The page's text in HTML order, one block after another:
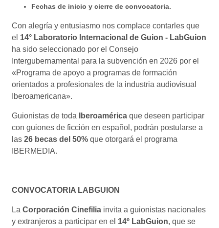
Fechas de inicio y cierre de convocatoria.
Con alegría y entusiasmo nos complace contarles que
el 14° Laboratorio Internacional de Guion - LabGuion
ha sido seleccionado por el Consejo
Intergubernamental para la subvención en 2026 por el
«Programa de apoyo a programas de formación
orientados a profesionales de la industria audiovisual
Iberoamericana».
Guionistas de toda Iberoamérica que deseen participar
con guiones de ficción en español, podrán postularse a
las 26 becas del 50% que otorgará el programa
IBERMEDIA.
CONVOCATORIA LABGUION
La Corporación Cinefilia invita a guionistas nacionales
y extranjeros a participar en el 14º LabGuion, que se